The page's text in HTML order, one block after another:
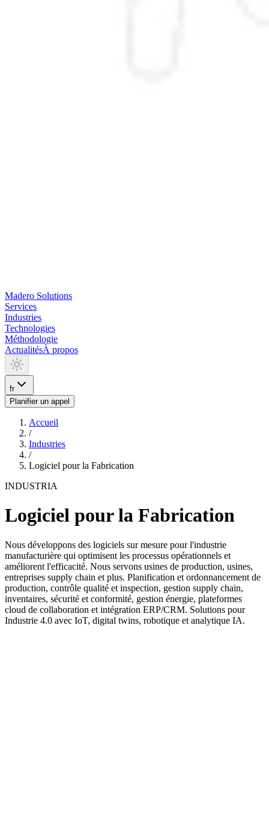
Madero Solutions
Services
Industries
Technologies
Méthodologie
ActualitésÀ propos
fr
Planifier un appel
Accueil
/
Industries
/
Logiciel pour la Fabrication
INDUSTRIA
Logiciel pour la Fabrication
Nous développons des logiciels sur mesure pour l'industrie
manufacturière qui optimisent les processus opérationnels et
améliorent l'efficacité. Nous servons usines de production, usines,
entreprises supply chain et plus. Planification et ordonnancement de
production, contrôle qualité et inspection, gestion supply chain,
inventaires, sécurité et conformité, gestion énergie, plateformes
cloud de collaboration et intégration ERP/CRM. Solutions pour
Industrie 4.0 avec IoT, digital twins, robotique et analytique IA.